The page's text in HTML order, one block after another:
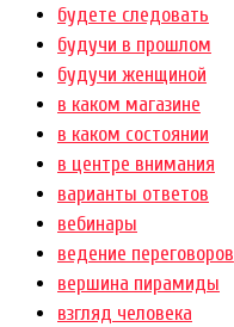
будете следовать
будучи в прошлом
будучи женщиной
в каком магазине
в каком состоянии
в центре внимания
варианты ответов
вебинары
ведение переговоров
вершина пирамиды
взгляд человека